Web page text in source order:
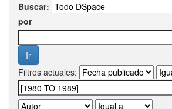
Buscar:
por
Filtros actuales: